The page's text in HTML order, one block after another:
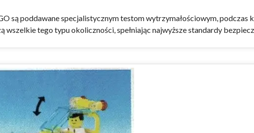
są poddawane specjalistycznym testom wytrzymałościowym, podczas
wszelkie tego typu okoliczności, spełniając najwyższe standardy